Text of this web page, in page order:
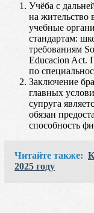
Учёба с
на жительство
учебные
стандартам:
требованиям
Educacion Act.
по
Заключение
главных
супруга
обязан
способность
Читайте также:
2025 году